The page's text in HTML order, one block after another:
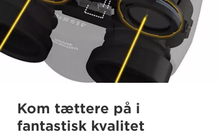
Kom tættere på i
fantastisk kvalitet